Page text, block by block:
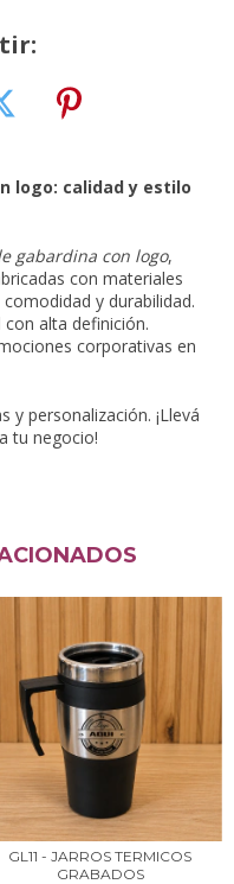
logo: calidad y estilo
gabardina con logo,
con materiales
y durabilidad.
alta definición.
corporativas en
personalización. ¡Llevá
tu negocio!
GL11 - JARROS TERMICOS
GRABADOS